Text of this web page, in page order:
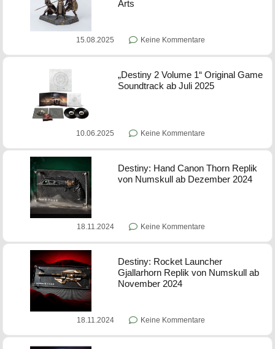
Arts
15.08.2025 Keine Kommentare
„Destiny 2 Volume 1“ Original Game
Soundtrack ab Juli 2025
10.06.2025 Keine Kommentare
Destiny: Hand Canon Thorn Replik
von Numskull ab Dezember 2024
18.11.2024 Keine Kommentare
Destiny: Rocket Launcher
Gjallarhorn Replik von Numskull ab
November 2024
18.11.2024 Keine Kommentare